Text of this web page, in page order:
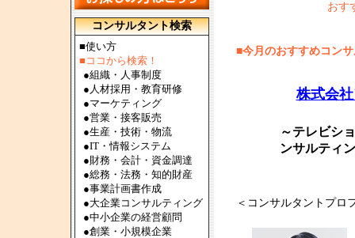
コンサルタント検索
■使い方
■ココから検索！
●組織・人事制度
● 人材採用・教育研修
●マーケティング
●営業・接客販売
●生産・技術・物流
●IT・情報システム
●財務・会計・資金調達
●総務・法務・知的財産
●事業計画書作成
●大企業コンサルティング
●中小企業の経営顧問
●創業・小規模企業
おす
■今月のおすすめコン
株式会
～テレビシ
ンサルティ
＜コンサルタントプロ